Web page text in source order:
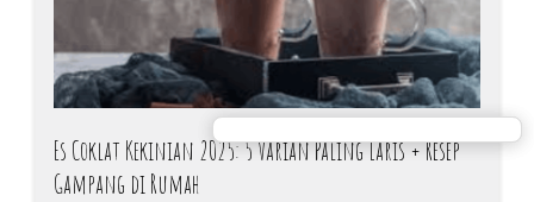
Es Coklat Kekinian 2025: 5 Varian Paling Laris + Resep
Gampang di Rumah